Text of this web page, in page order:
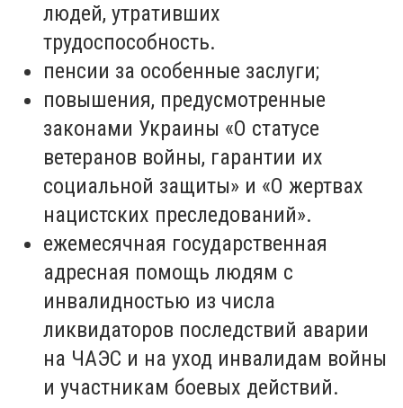
людей, утративших
трудоспособность.
пенсии за особенные заслуги;
повышения, предусмотренные
законами Украины «О статусе
ветеранов войны, гарантии их
социальной защиты» и «О жертвах
нацистских преследований».
ежемесячная государственная
адресная помощь людям с
инвалидностью из числа
ликвидаторов последствий аварии
на ЧАЭС и на уход инвалидам войны
и участникам боевых действий.